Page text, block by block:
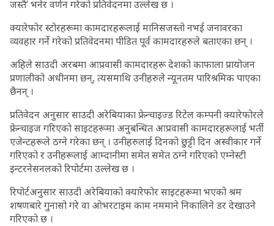
जस्तै’ भनेर वर्णन गरेको प्रतिवेदनमा उल्लेख छ ।
क्यारेफोर स्टोरहरूमा कामदारहरूलाई मानिसजस्तो नभई जनावरका
व्यवहार गर्ने गरेको प्रतिवेदनमा पीडित पूर्व कामदारहरुले बताएका छन् ।
अहिले साउदी अरबमा आप्रवासी कामदारहरू देशको काफाला प्रायोजन
प्रणालीको अधीनमा छन्, त्यसमाथि उनीहरुले न्यूनतम पारिश्रमिक पाएका
छैनन् ।
प्रतिवेदन अनुसार साउदी अरेबियाका फ्रेन्चाइज्ड रिटेल कम्पनी क्यारेफोरले
फ्रेन्चाइज गरिएको साइटहरूमा अनुबन्धित आप्रवासी कामदारहरूलाई भर्ती
एजेन्टहरूले ठग्ने गरेका छन् । उनीहरुलाई दिनको छुट्टी दिन अस्वीकार गर्ने
गरिएको र उनीहरूलाई आम्दानीमा समेत समेत ठग्ने गरिएको एम्नेस्टी
इन्टरनेसनलको रिपोर्टमा उल्लेख छ ।
रिपोर्टअनुसार साउदी अरेबियाको क्यारेफोर साइटहरूमा भएको श्रम
शषणबारे गुनासो गरे वा ओभरटाइम काम नममाने निकालिने डर देखाउने
गरिएको छ ।